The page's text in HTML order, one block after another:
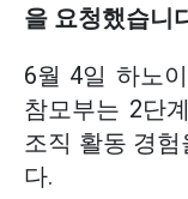
을 요청했습니
6월 4일 하노
참모부는 2단
조직 활동 경
다.